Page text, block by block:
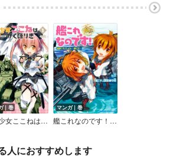
｜巻
魔法少女ここねはかく語りき
マンガ｜巻
艦これなのです！ 艦隊これくしょん －艦これ－
人におすすめします